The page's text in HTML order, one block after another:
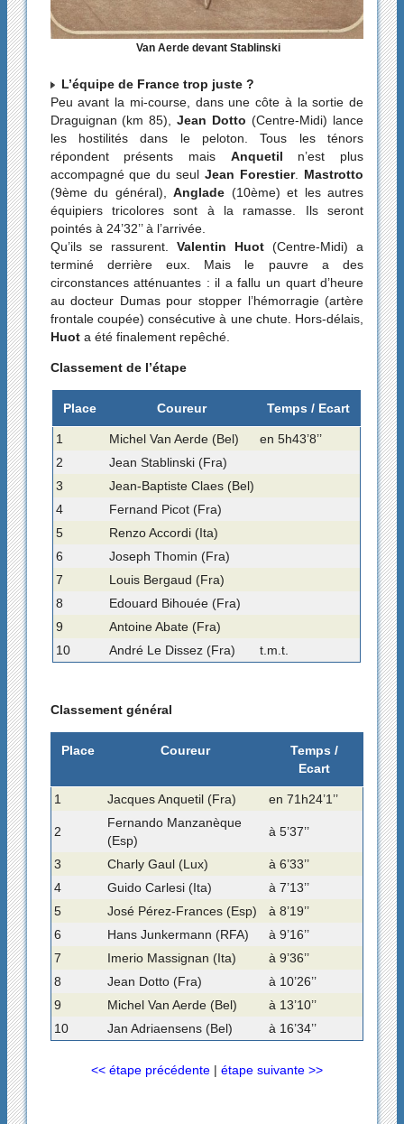
Van Aerde devant Stablinski
L’équipe de France trop juste ?
Peu avant la mi-course, dans une côte à la sortie de
Draguignan (km 85),Jean Dotto (Centre-Midi) lance
les hostilités dans le peloton. Tous les ténors
répondent présents mais Anquetil n’est plus
accompagné que du seulJean Forestier. Mastrotto
(9ème du général),Anglade (10ème) et les autres
équipiers tricolores sont à la ramasse. Ils seront
pointés à 24’32’’ à l’arrivée.
Qu’ils se rassurent.
Valentin Huot (Centre-Midi) a
terminé derrière eux. Mais le pauvre a des
circonstances atténuantes : il a fallu un quart d’heure
au docteur Dumas pour stopper l’hémorragie (artère
frontale coupée) consécutive à une chute. Hors-délais,
Huota été finalement repêché.
Classement de l’étape
Place Coureur Temps / Ecart
1 Michel Van Aerde (Bel)
en 5h43’8’’
2
Jean Stablinski (Fra)
3
Jean-Baptiste Claes (Bel)
4
Fernand Picot (Fra)
5
Renzo Accordi (Ita)
6
Joseph Thomin (Fra)
7
Louis Bergaud (Fra)
8
Edouard Bihouée (Fra)
9
Antoine Abate (Fra)
10
André Le Dissez (Fra) t.m.t.
Classement général
Place Coureur
Temps /
Ecart
1 Jacques Anquetil (Fra) en 71h24’1’’
2
Fernando Manzanèque
(Esp)
à 5’37’’
3 Charly Gaul (Lux)
à 6’33’’
4
Guido Carlesi (Ita)
à 7’13’’
5
José Pérez-Frances (Esp)
à 8’19’’
6
Hans Junkermann (RFA)
à 9’16’’
7
Imerio Massignan (Ita)
à 9’36’’
8
Jean Dotto (Fra)
à 10’26’’
9
Michel Van Aerde (Bel)
à 13’10’’
10
Jan Adriaensens (Bel) à 16’34’’
<< étape précédente| étape suivante >>